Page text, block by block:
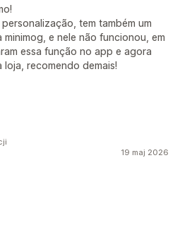
tem também um
e nele não funcionou, em
essa função no app e agora
recomendo demais!
19 maj 2026